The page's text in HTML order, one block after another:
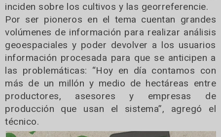
inciden sobre los cultivos y las georreferencie.
Por ser pioneros en el tema cuentan grandes
volúmenes de información para realizar análisis
geoespaciales y poder devolver a los usuarios
información procesada para que se anticipen a
las problemáticas: “Hoy en día contamos con
más de un millón y medio de hectáreas entre
productores, asesores y empresas de
producción que usan el sistema”, agregó el
técnico.